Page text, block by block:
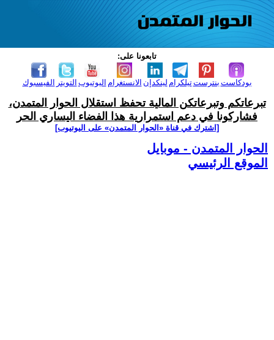
تابعونا على:
الفيسبوك التويتر اليوتيوب الانستغرام لينكدإن تيلكرامبنترست بودكاست
تبرعاتكم وتبرعاتكن المالية تحفظ استقلال الحوار المتمدن،
فشاركونا في دعم استمرارية هذا الفضاء اليساري الحر
[اشترك في قناة ‫«الحوار المتمدن» على اليوتيوب]
الحوار المتمدن - موبايل
الموقع الرئيسي